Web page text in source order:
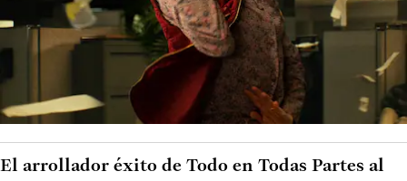
El arrollador éxito de Todo en Todas Partes al